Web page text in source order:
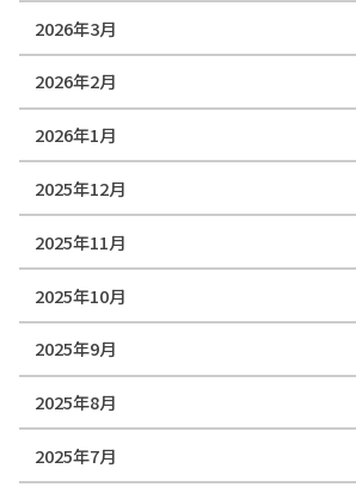
2026年3月
2026年2月
2026年1月
2025年12月
2025年11月
2025年10月
2025年9月
2025年8月
2025年7月